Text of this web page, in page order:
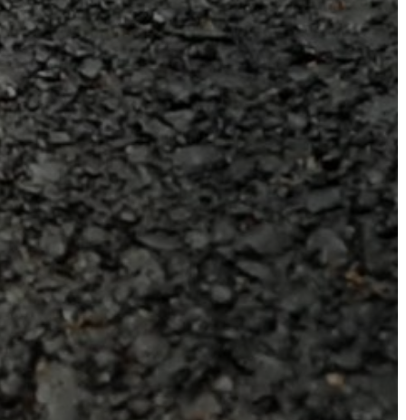
AZ
ÖNKORMÁNYZAT
A
KÉPVISELŐ-
TESTÜLET
A
VÁROSRENDÉSZET
TÁJÉKOZTATÓK
ÁTLÁTHATÓSÁG
AZ
ÖNKORMÁNYZATI
CÉGEK
ÉS